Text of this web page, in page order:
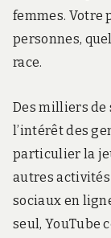
femmes. Votre
personnes,
race.
Des milliers de
l’intérêt des
particulier la
autres
sociaux en
seul, YouTube